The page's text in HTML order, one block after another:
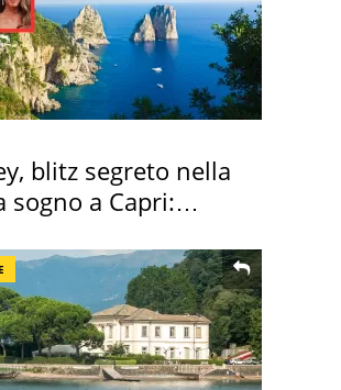
blitz segreto nella
sogno a Capri: